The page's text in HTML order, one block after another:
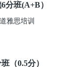
分班(A+B）
雅思培训
（0.5分）